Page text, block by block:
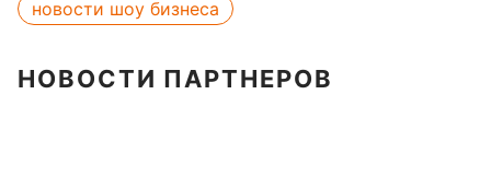
новости шоу бизнеса
НОВОСТИ ПАРТНЕРОВ